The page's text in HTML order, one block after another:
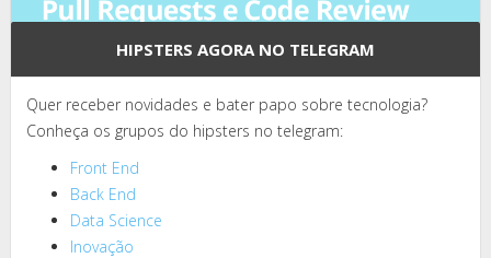
HIPSTERS AGORA NO TELEGRAM
Quer receber novidades e bater papo sobre tecnologia?
Conheça os grupos do hipsters no telegram:
Front End
Back End
Data Science
Inovação